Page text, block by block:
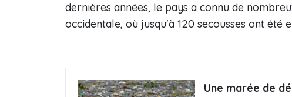
dernières années, le pays a connu de
occidentale, où jusqu'à 120 secousses ont été
Une marée de